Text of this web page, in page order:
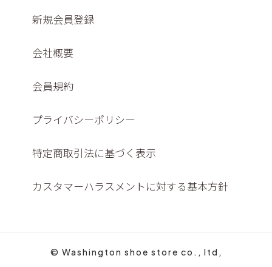
新規会員登録
会社概要
会員規約
プライバシーポリシー
特定商取引法に基づく表示
カスタマーハラスメントに対する基本方針
© Washington shoe store co., ltd,